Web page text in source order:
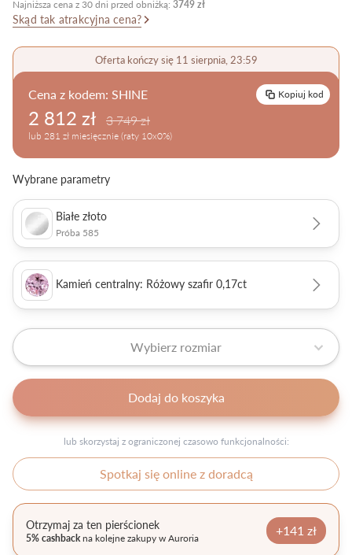
Pielęgnacja biżuterii
Najniższa cena z 30 dni przed obniżką: 3749 zł
Skąd tak atrakcyjna cena?
Oferta kończy się 11 sierpnia, 23:59
Cena z kodem: SHINE Kopiuj kod
2 812 zł 3 749 zł
lub 281 zł miesięcznie (raty 10x0%)
Wybrane parametry
Białe złoto
Próba 585
Kamień centralny: Różowy szafir 0,17ct
Wybierz rozmiar
Dodaj do koszyka
lub skorzystaj z ograniczonej czasowo funkcjonalności:
Spotkaj się online z doradcą
Otrzymaj za ten pierścionek
5% cashbackna kolejne zakupy w Auroria +141 zł